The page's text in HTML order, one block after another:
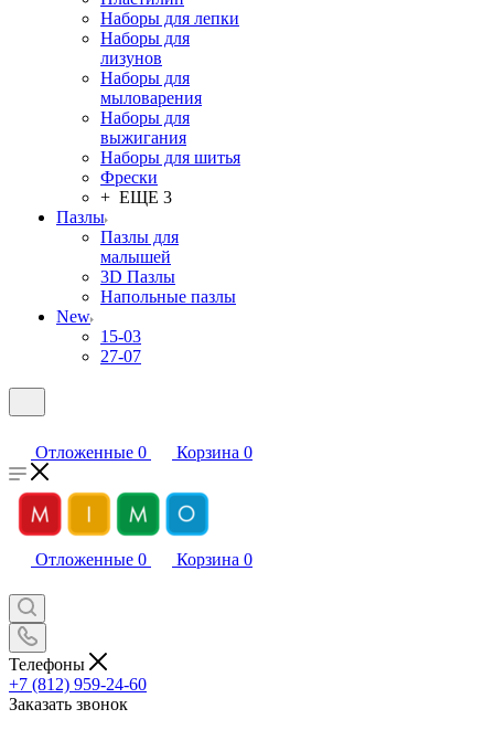
Наборы для лепки
Наборы для
лизунов
Наборы для
мыловарения
Наборы для
выжигания
Наборы для шитья
Фрески
+ ЕЩЕ 3
Пазлы
Пазлы для
малышей
3D Пазлы
Напольные пазлы
New
15-03
27-07
Отложенные 0 Корзина 0
Отложенные 0 Корзина 0
Телефоны
+7 (812) 959-24-60
Заказать звонок